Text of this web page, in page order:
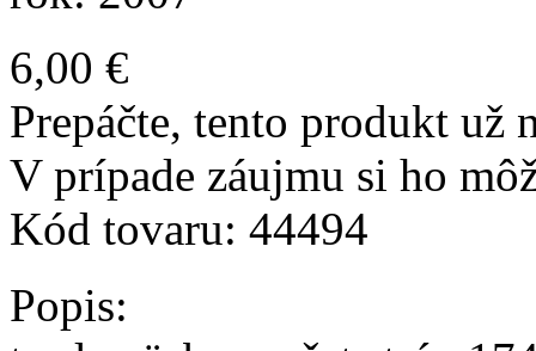
6,00 €
Prepáčte, tento produkt už
V prípade záujmu si ho
Kód tovaru: 44494
Popis: